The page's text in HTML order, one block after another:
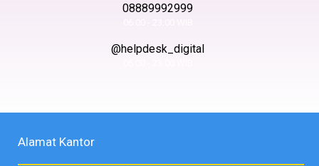
08889992999
@helpdesk_digital
Alamat Kantor